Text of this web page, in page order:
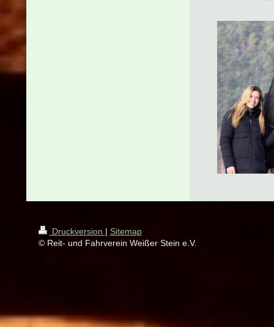
Druckversion | Sitemap
© Reit- und Fahrverein Weißer Stein e.V.